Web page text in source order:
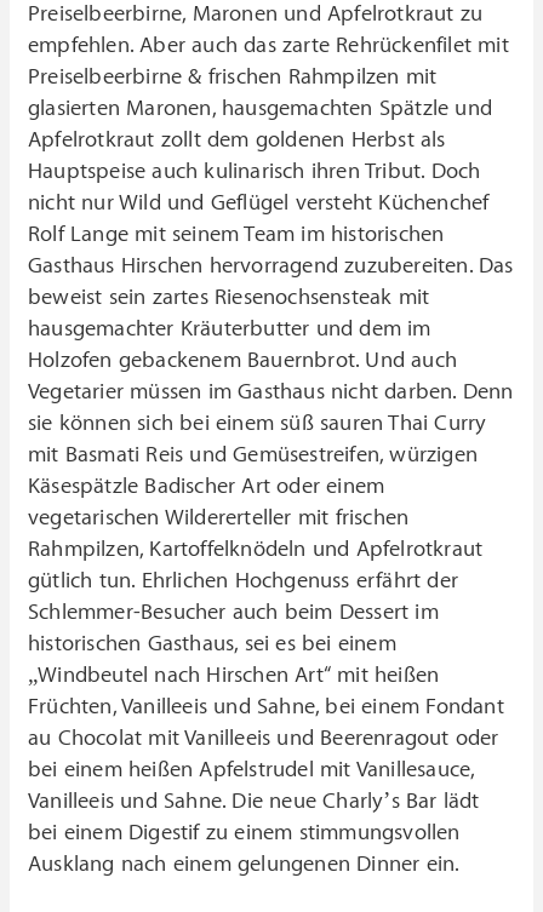
Preiselbeerbirne, Maronen und Apfelrotkraut zu
empfehlen. Aber auch das zarte Rehrückenfilet mit
Preiselbeerbirne & frischen Rahmpilzen mit
glasierten Maronen, hausgemachten Spätzle und
Apfelrotkraut zollt dem goldenen Herbst als
Hauptspeise auch kulinarisch ihren Tribut. Doch
nicht nur Wild und Geflügel versteht Küchenchef
Rolf Lange mit seinem Team im historischen
Gasthaus Hirschen hervorragend zuzubereiten. Das
beweist sein zartes Riesenochsensteak mit
hausgemachter Kräuterbutter und dem im
Holzofen gebackenem Bauernbrot. Und auch
Vegetarier müssen im Gasthaus nicht darben. Denn
sie können sich bei einem süß sauren Thai Curry
mit Basmati Reis und Gemüsestreifen, würzigen
Käsespätzle Badischer Art oder einem
vegetarischen Wildererteller mit frischen
Rahmpilzen, Kartoffelknödeln und Apfelrotkraut
gütlich tun. Ehrlichen Hochgenuss erfährt der
Schlemmer-Besucher auch beim Dessert im
historischen Gasthaus, sei es bei einem
„Windbeutel nach Hirschen Art“ mit heißen
Früchten, Vanilleeis und Sahne, bei einem Fondant
au Chocolat mit Vanilleeis und Beerenragout oder
bei einem heißen Apfelstrudel mit Vanillesauce,
Vanilleeis und Sahne. Die neue Charly’s Bar lädt
bei einem Digestif zu einem stimmungsvollen
Ausklang nach einem gelungenen Dinner ein.